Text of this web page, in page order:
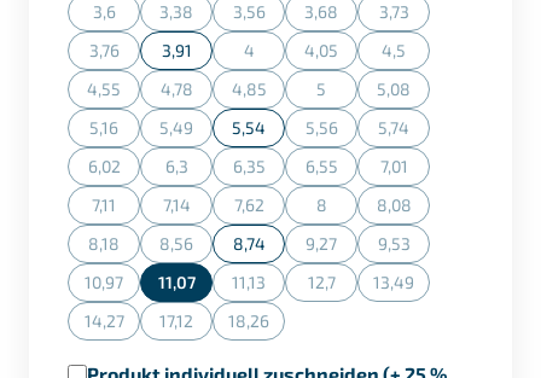
3,6
(Diese Option ist zurzeit nicht verfügbar.)
3,38
(Diese Option ist zurzeit nicht verfügbar.)
3,56
(Diese Option ist zurzeit nicht verfügbar.)
3,68
(Diese Option ist zurzeit nicht
3,73
(Diese Option ist
3,76
(Diese Option ist zurzeit nicht verfügbar.)
3,91 4
(Diese Option ist zurzeit nicht verfügbar.)
4,05
(Diese Option ist zurzeit nicht
4,5
(Diese Option ist
4,55
(Diese Option ist zurzeit nicht verfügbar.)
4,78
(Diese Option ist zurzeit nicht verfügbar.)
4,85
(Diese Option ist zurzeit nicht verfügbar.)
5
(Diese Option ist zurzeit nicht
5,08
(Diese Option ist
5,16
(Diese Option ist zurzeit nicht verfügbar.)
5,49
(Diese Option ist zurzeit nicht verfügbar.)
5,54 5,56
(Diese Option ist zurzeit nicht
5,74
(Diese Option ist
6,02
(Diese Option ist zurzeit nicht verfügbar.)
6,3
(Diese Option ist zurzeit nicht verfügbar.)
6,35
(Diese Option ist zurzeit nicht verfügbar.)
6,55
(Diese Option ist zurzeit nicht
7,01
(Diese Option ist
7,11
(Diese Option ist zurzeit nicht verfügbar.)
7,14
(Diese Option ist zurzeit nicht verfügbar.)
7,62
(Diese Option ist zurzeit nicht verfügbar.)
8
(Diese Option ist zurzeit nicht
8,08
(Diese Option ist
8,18
(Diese Option ist zurzeit nicht verfügbar.)
8,56
(Diese Option ist zurzeit nicht verfügbar.)
8,74 9,27
(Diese Option ist zurzeit nicht
9,53
(Diese Option ist
10,97
(Diese Option ist zurzeit nicht verfügbar.)
11,07 11,13
(Diese Option ist zurzeit nicht verfügbar.)
12,7
(Diese Option ist zurzeit nicht
13,49
(Diese Option ist
14,27
(Diese Option ist zurzeit nicht verfügbar.)
17,12
(Diese Option ist zurzeit nicht verfügbar.)
18,26
(Diese Option ist zurzeit nicht verfügbar.)